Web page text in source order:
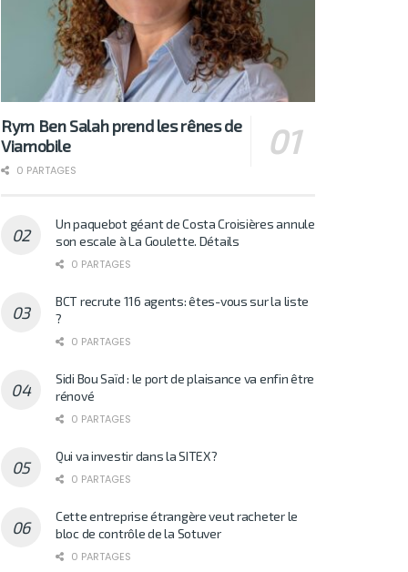
Rym Ben Salah prend les rênes de
Viamobile
0 PARTAGES
Un paquebot géant de Costa Croisières annule
son escale à La Goulette. Détails
0 PARTAGES
BCT recrute 116 agents: êtes-vous sur la liste
?
0 PARTAGES
Sidi Bou Saïd : le port de plaisance va enfin être
rénové
0 PARTAGES
Qui va investir dans la SITEX?
0 PARTAGES
Cette entreprise étrangère veut racheter le
bloc de contrôle de la Sotuver
0 PARTAGES